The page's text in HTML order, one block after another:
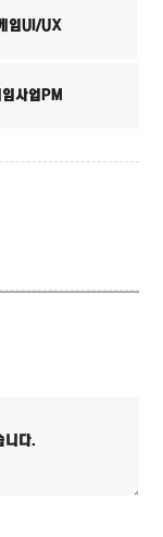
임UI/UX
사업PM